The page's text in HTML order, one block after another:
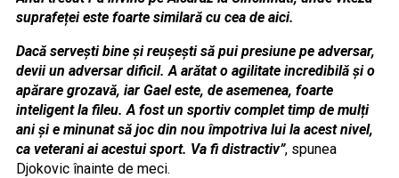
suprafeței este foarte similară cu cea de aici.
Dacă servești bine și reușești să pui presiune pe adversar,
devii un adversar dificil. A arătat o agilitate incredibilă și o
apărare grozavă, iar Gael este, de asemenea, foarte
inteligent la fileu. A fost un sportiv complet timp de mulți
ani și e minunat să joc din nou împotriva lui la acest nivel,
ca veterani ai acestui sport. Va fi distractiv”, spunea
Djokovic înainte de meci.